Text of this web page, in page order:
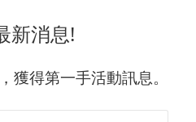
新消息!
獲得第一手活動訊息。